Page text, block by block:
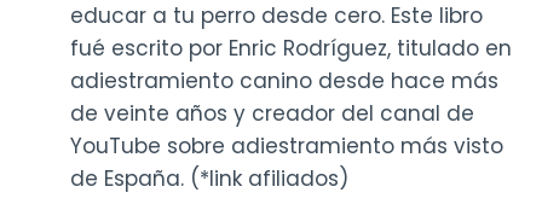
educar a tu perro desde cero. Este libro
fué escrito por Enric Rodríguez, titulado en
adiestramiento canino desde hace más
de veinte años y creador del canal de
YouTube sobre adiestramiento más visto
de España. (*link afiliados)